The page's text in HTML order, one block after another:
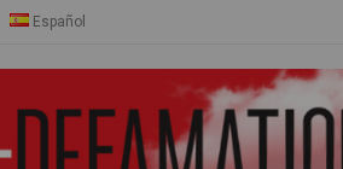
Español